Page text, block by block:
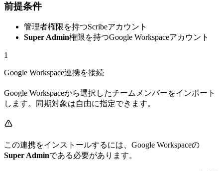
前提条件
管理者権限を持つScribeアカウント
Super Admin権限を持つGoogle Workspaceアカウント
1
Google Workspace連携を接続
Google Workspaceから選択したチームメンバーをインポート
します。同期対象は自由に指定できます。
この連携をインストールするには、Google Workspaceの
Super Adminである必要があります。